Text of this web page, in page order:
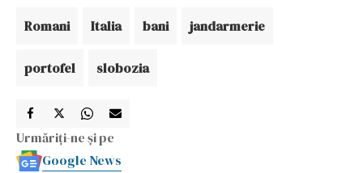
Romani Italia bani jandarmerie
portofel slobozia
Urmăriți-ne și pe
Google News